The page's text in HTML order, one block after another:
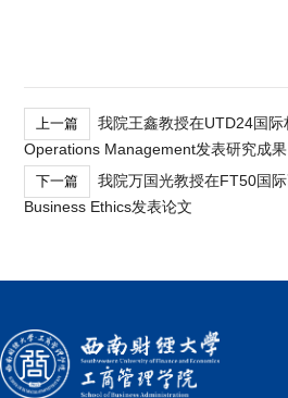
上一篇
我院王鑫教授在UTD24国
Operations Management发表研究成果
下一篇
我院万国光教授在FT50国
Business Ethics发表论文